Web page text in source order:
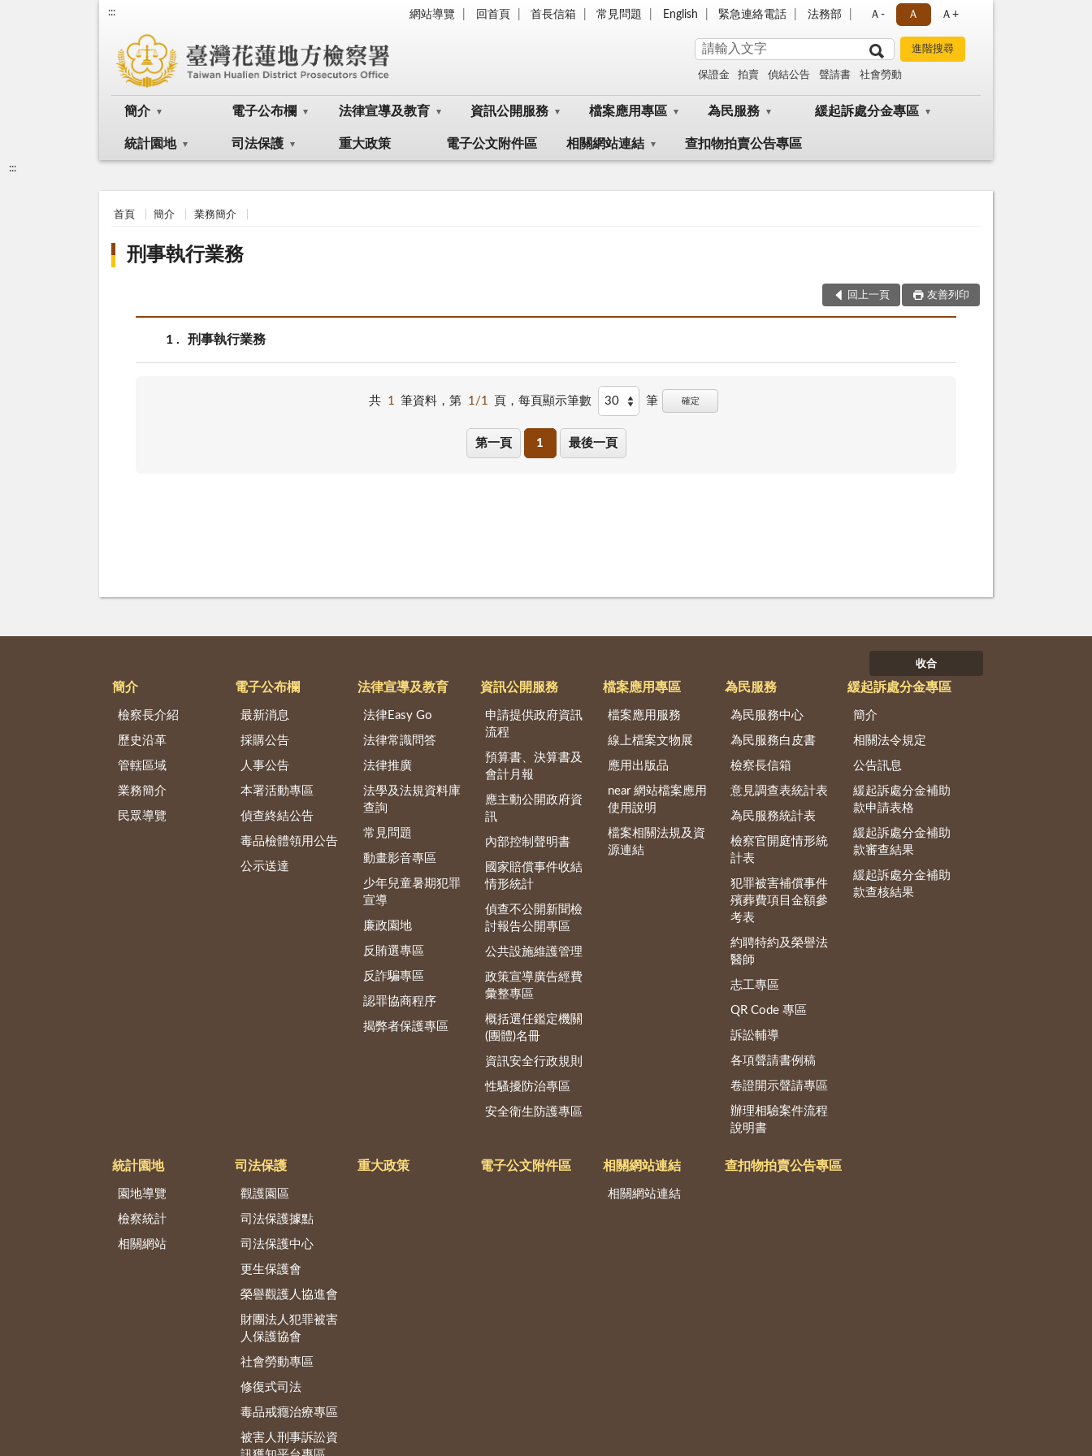
::: 網站導覽 回首頁 首長信箱 常見問題 English 緊急連絡電話 法務部 Ａ- Ａ Ａ+
保證金 拍賣 偵結公告 聲請書 社會勞動
簡介 電子公布欄 法律宣導及教育 資訊公開服務 檔案應用專區 為民服務 緩起訴處分金專區
統計園地 司法保護 重大政策 電子公文附件區 相關網站連結 查扣物拍賣公告專區
:::
首頁 簡介 業務簡介
刑事執行業務
回上一頁 友善列印
1 刑事執行業務
共 1 筆資料，第 1/1 頁，每頁顯示筆數 筆 確定
第一頁 1 最後一頁
收合
簡介
檢察長介紹
歷史沿革
管轄區域
業務簡介
民眾導覽
電子公布欄
最新消息
採購公告
人事公告
本署活動專區
偵查終結公告
毒品檢體領用公告
公示送達
法律宣導及教育
法律Easy Go
法律常識問答
法律推廣
法學及法規資料庫
查詢
常見問題
動畫影音專區
少年兒童暑期犯罪
宣導
廉政園地
反賄選專區
反詐騙專區
認罪協商程序
揭弊者保護專區
資訊公開服務
申請提供政府資訊
流程
預算書、決算書及
會計月報
應主動公開政府資
訊
內部控制聲明書
國家賠償事件收結
情形統計
偵查不公開新聞檢
討報告公開專區
公共設施維護管理
政策宣導廣告經費
彙整專區
概括選任鑑定機關
(團體)名冊
資訊安全行政規則
性騷擾防治專區
安全衛生防護專區
檔案應用專區
檔案應用服務
線上檔案文物展
應用出版品
near 網站檔案應用
使用說明
檔案相關法規及資
源連結
為民服務
為民服務中心
為民服務白皮書
檢察長信箱
意見調查表統計表
為民服務統計表
檢察官開庭情形統
計表
犯罪被害補償事件
殯葬費項目金額參
考表
約聘特約及榮譽法
醫師
志工專區
QR Code 專區
訴訟輔導
各項聲請書例稿
卷證開示聲請專區
辦理相驗案件流程
說明書
緩起訴處分金專區
簡介
相關法令規定
公告訊息
緩起訴處分金補助
款申請表格
緩起訴處分金補助
款審查結果
緩起訴處分金補助
款查核結果
統計園地
園地導覽
檢察統計
相關網站
司法保護
觀護園區
司法保護據點
司法保護中心
更生保護會
榮譽觀護人協進會
財團法人犯罪被害
人保護協會
社會勞動專區
修復式司法
毒品戒癮治療專區
被害人刑事訴訟資
重大政策 電子公文附件區 相關網站連結
相關網站連結
查扣物拍賣公告專區